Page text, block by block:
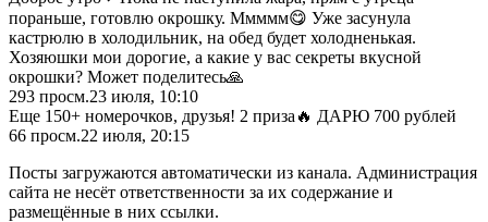
пораньше, готовлю окрошку. Ммммм😋 Уже засунула
кастрюлю в холодильник, на обед будет холодненькая.
Хозяюшки мои дорогие, а какие у вас секреты вкусной
окрошки? Может поделитесь🙏
293 просм.23 июля, 10:10
Еще 150+ номерочков, друзья! 2 приза🔥 ДАРЮ 700 рублей
66 просм.22 июля, 20:15
Посты загружаются автоматически из канала. Администрация
сайта не несёт ответственности за их содержание и
размещённые в них ссылки.